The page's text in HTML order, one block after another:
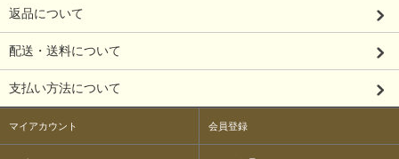
返品について
配送・送料について
支払い方法について
マイアカウント 会員登録